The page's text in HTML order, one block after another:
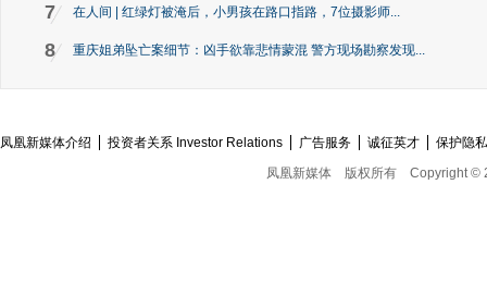
7 在人间 | 红绿灯被淹后，小男孩在路口指路，7位摄影师...
8 重庆姐弟坠亡案细节：凶手欲靠悲情蒙混 警方现场勘察发现...
凤凰新媒体介绍 投资者关系 Investor Relations 广告服务 诚征英才
保护隐
凤凰新媒体
版权所有 Copyright ©